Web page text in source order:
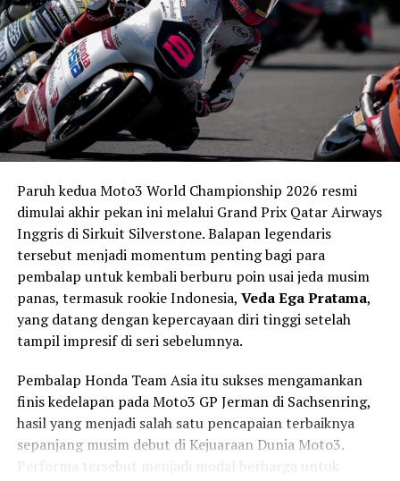
Di balik tubuh elegannya, tersimpan mesin2 silinder
sejajar 562cc DOHC Euro 5+, menghasilkan tenaga
47,6 PS di 7.500 rpmdan torsi55 Nm di 5.250 rpm.
Tenaga yang halus tapi responsif ini disalurkan melalui
transmisiV-Belt otomatis, memberikan sensasi
berkendara yang natural—
tanpa hentakan, tapi penuh
tenaga.
swing arm link 117 mmdi belakang memastikan
kestabilan maksimal di setiap tikungan. Ditambah sistem
pengereman ganda berdiameter besar,Yamaha
menjanjikan rasa aman tanpa kompromi.
Big Scooter Premium yang
Menyentuh Emosi
Dengan bobot218 kgdan tangki15 liter, TMAX Black
Max Edition terasa matang dan siap menempuh jarak
jauh. Setiap elemen di motor ini terasa “dibangun
dengan perasaan”—untuk mereka yang tidak hanya
Paruh kedua Moto3 World Championship 2026 resmi
dimulai akhir pekan ini melalui Grand Prix Qatar Airways
Inggris di Sirkuit Silverstone. Balapan legendaris
tersebut menjadi momentum penting bagi para
pembalap untuk kembali berburu poin usai jeda musim
panas, termasuk rookie Indonesia, Veda Ega Pratama,
yang datang dengan kepercayaan diri tinggi setelah
tampil impresif di seri sebelumnya.
Pembalap Honda Team Asia itu sukses mengamankan
finis kedelapan pada Moto3 GP Jerman di Sachsenring,
hasil yang menjadi salah satu pencapaian terbaiknya
sepanjang musim debut di Kejuaraan Dunia Moto3.
Performa tersebut menjadi modal berharga untuk